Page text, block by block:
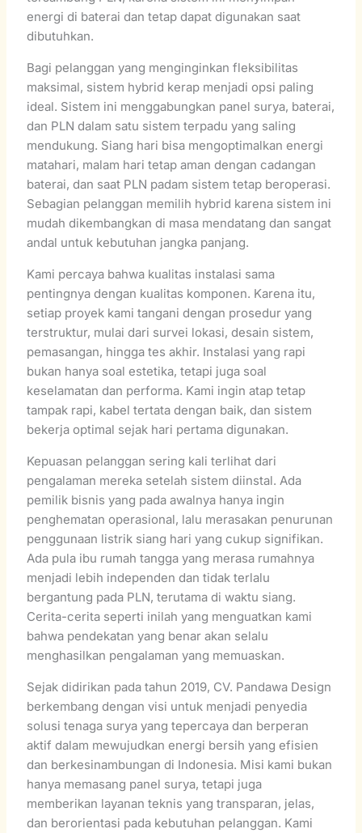
energi di baterai dan tetap dapat digunakan saat
dibutuhkan.
Bagi pelanggan yang menginginkan fleksibilitas
maksimal, sistem hybrid kerap menjadi opsi paling
ideal. Sistem ini menggabungkan panel surya, baterai,
dan PLN dalam satu sistem terpadu yang saling
mendukung. Siang hari bisa mengoptimalkan energi
matahari, malam hari tetap aman dengan cadangan
baterai, dan saat PLN padam sistem tetap beroperasi.
Sebagian pelanggan memilih hybrid karena sistem ini
mudah dikembangkan di masa mendatang dan sangat
andal untuk kebutuhan jangka panjang.
Kami percaya bahwa kualitas instalasi sama
pentingnya dengan kualitas komponen. Karena itu,
setiap proyek kami tangani dengan prosedur yang
terstruktur, mulai dari survei lokasi, desain sistem,
pemasangan, hingga tes akhir. Instalasi yang rapi
bukan hanya soal estetika, tetapi juga soal
keselamatan dan performa. Kami ingin atap tetap
tampak rapi, kabel tertata dengan baik, dan sistem
bekerja optimal sejak hari pertama digunakan.
Kepuasan pelanggan sering kali terlihat dari
pengalaman mereka setelah sistem diinstal. Ada
pemilik bisnis yang pada awalnya hanya ingin
penghematan operasional, lalu merasakan penurunan
penggunaan listrik siang hari yang cukup signifikan.
Ada pula ibu rumah tangga yang merasa rumahnya
menjadi lebih independen dan tidak terlalu
bergantung pada PLN, terutama di waktu siang.
Cerita-cerita seperti inilah yang menguatkan kami
bahwa pendekatan yang benar akan selalu
menghasilkan pengalaman yang memuaskan.
Sejak didirikan pada tahun 2019, CV. Pandawa Design
berkembang dengan visi untuk menjadi penyedia
solusi tenaga surya yang tepercaya dan berperan
aktif dalam mewujudkan energi bersih yang efisien
dan berkesinambungan di Indonesia. Misi kami bukan
hanya memasang panel surya, tetapi juga
memberikan layanan teknis yang transparan, jelas,
dan berorientasi pada kebutuhan pelanggan. Kami